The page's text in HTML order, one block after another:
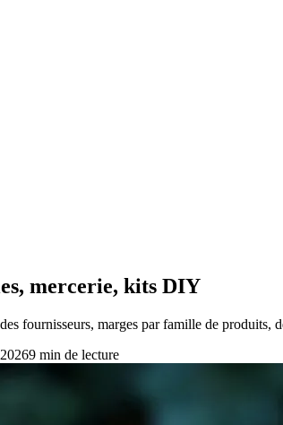
mercerie, kits DIY
fournisseurs, marges par famille de produits,
9 min de lecture